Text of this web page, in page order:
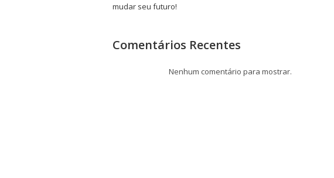
mudar seu futuro!
Comentários Recentes
Nenhum comentário para mostrar.